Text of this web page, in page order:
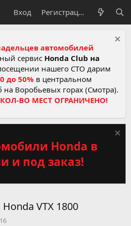
Вход Регистрация
автомобилей
сервис Honda Club на
нашего СТО дарим
до 50% в центральном
Воробьевых горах (Смотра).
ВО МЕСТ ОГРАНИЧЕНО!
Honda в
и под заказ!
VTX 1800